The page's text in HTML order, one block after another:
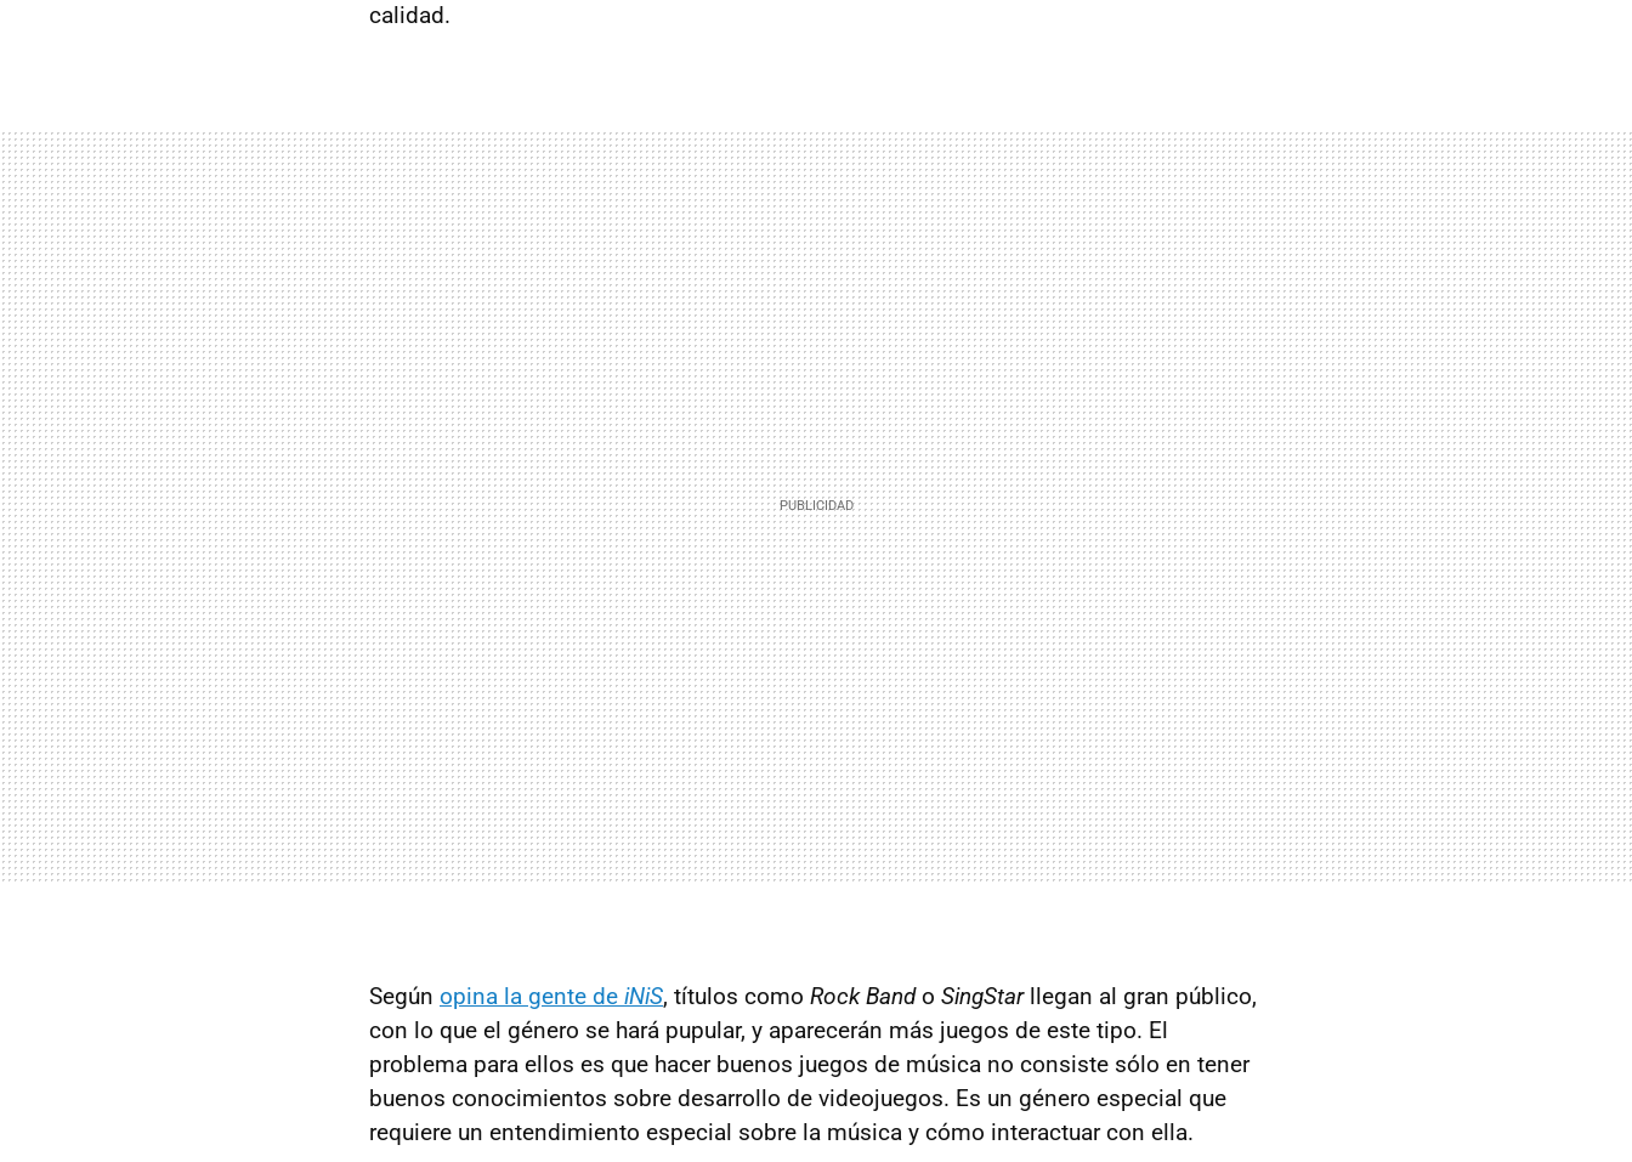
calidad.
Según opina la gente de iNiS, títulos como Rock Bando SingStarllegan al gran público,
con lo que el género se hará pupular, y aparecerán más juegos de este tipo. El
problema para ellos es que hacer buenos juegos de música no consiste sólo en tener
buenos conocimientos sobre desarrollo de videojuegos. Es un género especial que
requiere un entendimiento especial sobre la música y cómo interactuar con ella.